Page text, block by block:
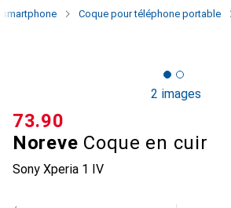
Coque pour téléphone portable
2 images
Noreve Coque en cuir
Sony Xperia 1 IV
CHF
73.90